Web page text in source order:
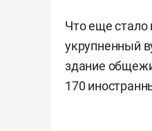
Что еще стало
укрупненный
здание
170